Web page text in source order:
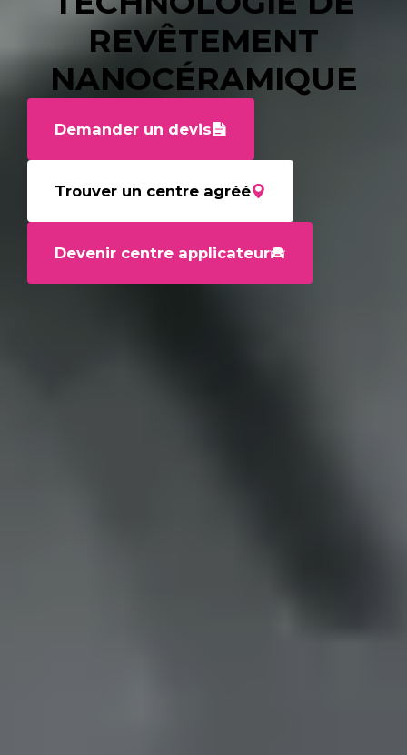
REVÊTEMENT
NANOCÉRAMIQUE
Demander un devis
Trouver un centre agréé
Devenir centre applicateur